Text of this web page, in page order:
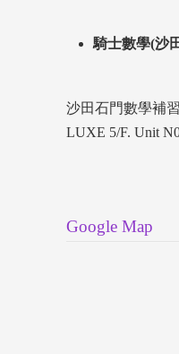
騎士數學(沙
沙田石門數學補
LUXE 5/F. Unit
Google Map